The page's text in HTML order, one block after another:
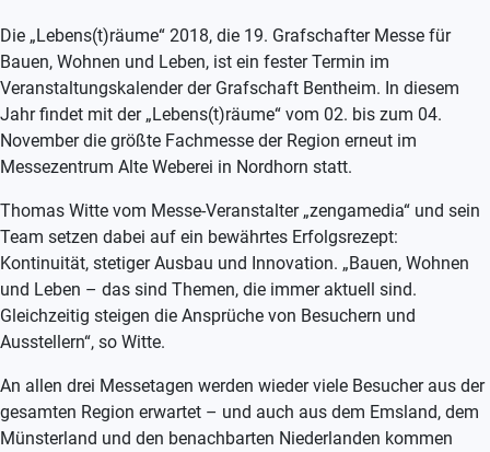
Die „Lebens(t)räume“ 2018, die 19. Grafschafter Messe für
Bauen, Wohnen und Leben, ist ein fester Termin im
Veranstaltungskalender der Grafschaft Bentheim. In diesem
Jahr findet mit der „Lebens(t)räume“ vom 02. bis zum 04.
November die größte Fachmesse der Region erneut im
Messezentrum Alte Weberei in Nordhorn statt.
Thomas Witte vom Messe-Veranstalter „zengamedia“ und sein
Team setzen dabei auf ein bewährtes Erfolgsrezept:
Kontinuität, stetiger Ausbau und Innovation. „Bauen, Wohnen
und Leben – das sind Themen, die immer aktuell sind.
Gleichzeitig steigen die Ansprüche von Besuchern und
Ausstellern“, so Witte.
An allen drei Messetagen werden wieder viele Besucher aus der
gesamten Region erwartet – und auch aus dem Emsland, dem
Münsterland und den benachbarten Niederlanden kommen